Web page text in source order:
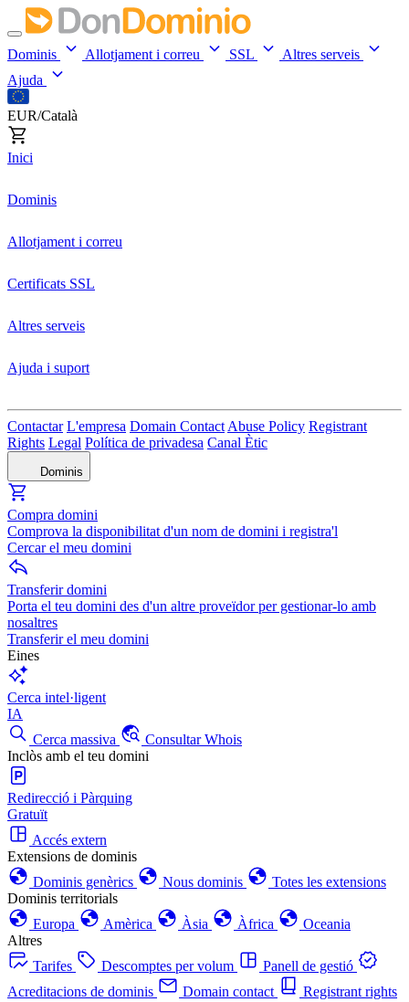
Dominis Allotjament i correu SSL
Altres serveis
Ajuda
EUR/Català
Inici
Dominis
Allotjament i correu
Certificats SSL
Altres serveis
Ajuda i suport
Contactar L'empresa Domain Contact Abuse Policy Registrant
Rights Legal Política de privadesa Canal Ètic
Dominis
Compra domini
Comprova la disponibilitat d'un nom de domini i registra'l
Cercar el meu domini
Transferir domini
Porta el teu domini des d'un altre proveïdor per gestionar-lo amb
nosaltres
Transferir el meu domini
Eines
Cerca intel·ligent
IA
Cerca massiva
Consultar Whois
Inclòs amb el teu domini
Redirecció i Pàrquing
Gratuït
Accés extern
Extensions de dominis
Dominis genèrics
Nous dominis
Totes les extensions
Dominis territorials
Europa
Amèrica Àsia Àfrica
Oceania
Altres
Tarifes
Descomptes per volum
Panell de gestió
Acreditacions de dominis
Domain contact
Registrant rights